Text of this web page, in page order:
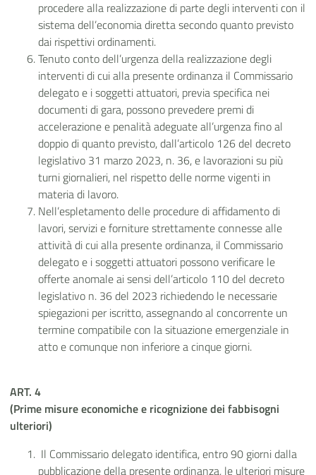
procedere alla realizzazione di parte degli interventi con il
sistema dell’economia diretta secondo quanto previsto
dai rispettivi ordinamenti.
Tenuto conto dell’urgenza della realizzazione degli
interventi di cui alla presente ordinanza il Commissario
delegato e i soggetti attuatori, previa specifica nei
documenti di gara, possono prevedere premi di
accelerazione e penalità adeguate all’urgenza fino al
doppio di quanto previsto, dall’articolo 126 del decreto
legislativo 31 marzo 2023, n. 36, e lavorazioni su più
turni giornalieri, nel rispetto delle norme vigenti in
materia di lavoro.
Nell’espletamento delle procedure di affidamento di
lavori, servizi e forniture strettamente connesse alle
attività di cui alla presente ordinanza, il Commissario
delegato e i soggetti attuatori possono verificare le
offerte anomale ai sensi dell’articolo 110 del decreto
legislativo n. 36 del 2023 richiedendo le necessarie
spiegazioni per iscritto, assegnando al concorrente un
termine compatibile con la situazione emergenziale in
atto e comunque non inferiore a cinque giorni.
ART. 4
(Prime misure economiche e ricognizione dei fabbisogni
ulteriori)
Il Commissario delegato identifica, entro 90 giorni dalla
pubblicazione della presente ordinanza, le ulteriori misure